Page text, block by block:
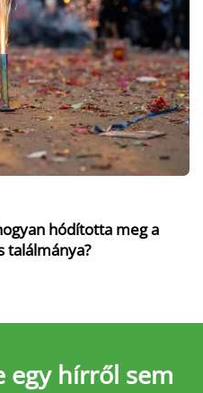
hódította meg a
találmánya?
egy hírről sem